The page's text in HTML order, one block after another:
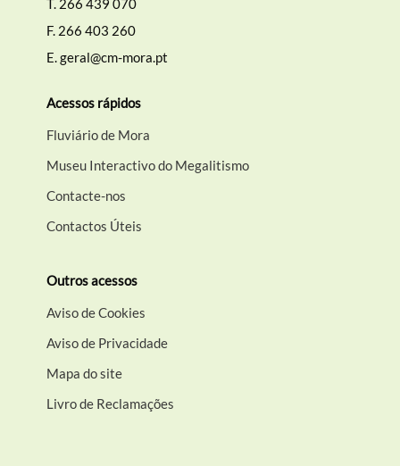
T. 266 439 070
F. 266 403 260
E.geral@cm-mora.pt
Acessos rápidos
Fluviário de Mora
Museu Interactivo do Megalitismo
Contacte-nos
Contactos Úteis
Outros acessos
Aviso de Cookies
Aviso de Privacidade
Mapa do site
Livro de Reclamações